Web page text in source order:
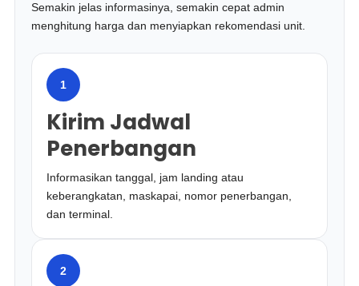
Semakin jelas informasinya, semakin cepat admin
menghitung harga dan menyiapkan rekomendasi unit.
1
Kirim Jadwal
Penerbangan
Informasikan tanggal, jam landing atau
keberangkatan, maskapai, nomor penerbangan,
dan terminal.
2